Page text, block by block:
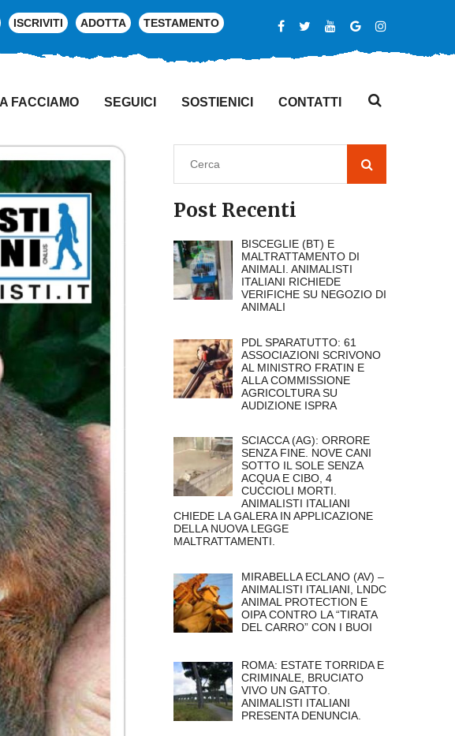
ISCRIVITI ADOTTA TESTAMENTO
FACCIAMO SEGUICI SOSTIENICI CONTATTI
Post Recenti
BISCEGLIE (BT) E
MALTRATTAMENTO DI
ANIMALI. ANIMALISTI
ITALIANI RICHIEDE
VERIFICHE SU NEGOZIO DI
ANIMALI
PDL SPARATUTTO: 61
ASSOCIAZIONI SCRIVONO
AL MINISTRO FRATIN E
ALLA COMMISSIONE
AGRICOLTURA SU
AUDIZIONE ISPRA
SCIACCA (AG): ORRORE
SENZA FINE. NOVE CANI
SOTTO IL SOLE SENZA
ACQUA E CIBO, 4
CUCCIOLI MORTI.
ANIMALISTI ITALIANI
CHIEDE LA GALERA IN APPLICAZIONE
DELLA NUOVA LEGGE
MALTRATTAMENTI.
MIRABELLA ECLANO (AV) –
ANIMALISTI ITALIANI, LNDC
ANIMAL PROTECTION E
OIPA CONTRO LA “TIRATA
DEL CARRO” CON I BUOI
ROMA: ESTATE TORRIDA E
CRIMINALE, BRUCIATO
VIVO UN GATTO.
ANIMALISTI ITALIANI
PRESENTA DENUNCIA.